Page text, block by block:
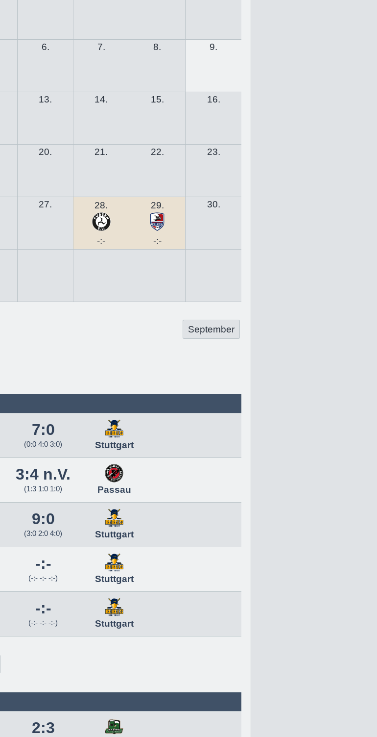
6. 7. 8. 9.
13. 14. 15. 16.
20. 21. 22. 23.
27. 28.
-:-
29.
-:-
30.
September
7:0
(0:0 4:0 3:0) Stuttgart
3:4 n.V.
(1:3 1:0 1:0) Passau
9:0
(3:0 2:0 4:0) Stuttgart
-:-
(-:- -:- -:-) Stuttgart
-:-
(-:- -:- -:-) Stuttgart
2:3